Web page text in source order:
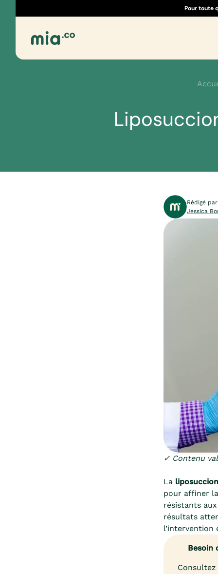
Pour toute
Rédigé par
Jessica
✓ Contenu
La
pour affiner
résistants
résultats
Besoin